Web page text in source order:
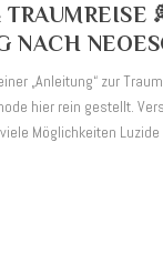
TRAUMREISE
NACH
„Anleitung“ zur
hier rein gestellt.
Möglichkeiten Luzide